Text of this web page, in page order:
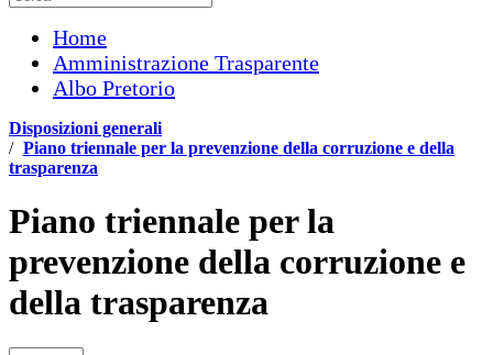
Home
Amministrazione Trasparente
Albo Pretorio
Disposizioni generali
/ Piano triennale per la prevenzione della corruzione e della
trasparenza
Piano triennale per la
prevenzione della corruzione e
della trasparenza